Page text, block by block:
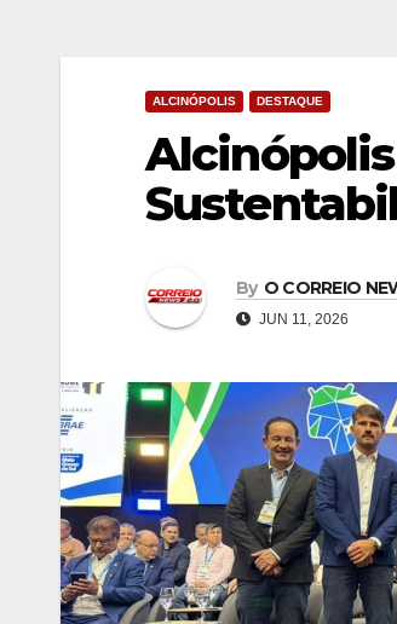
ALCINÓPOLIS DESTAQUE
By O CORREIO
JUN 11, 2026